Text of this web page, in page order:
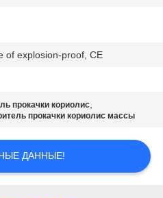
of explosion-proof, CE
прокачки кориолис,
прокачки кориолис массы
ДАННЫЕ!